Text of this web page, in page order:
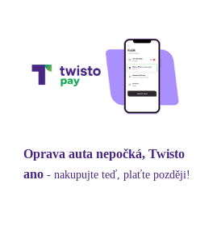
Oprava auta nepočká, Twisto
ano - nakupujte teď, plaťte později!